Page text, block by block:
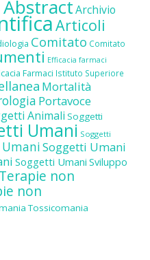
Archivio
Articoli
Comitato Comitato
Efficacia farmaci
Farmaci Istituto Superiore
Mortalità
Portavoce
Animali Soggetti
Umani Soggetti
Soggetti Umani
Soggetti Umani Sviluppo
Terapie non
non
Tossicomania